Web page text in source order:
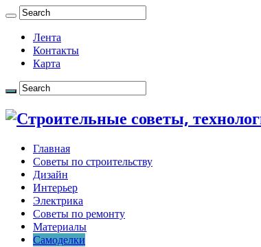
Лента
Контакты
Карта
Главная
Советы по строительству
Дизайн
Интерьер
Электрика
Советы по ремонту
Материалы
Самоделки